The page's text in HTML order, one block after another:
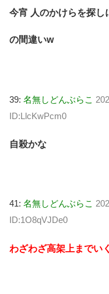
今宵 人のかけらを探し
の間違いw
39: 名無しどんぶらこ
ID:LlcKwPcm0
自殺かな
41: 名無しどんぶらこ
ID:1O8qVJDe0
わざわざ高架上までい